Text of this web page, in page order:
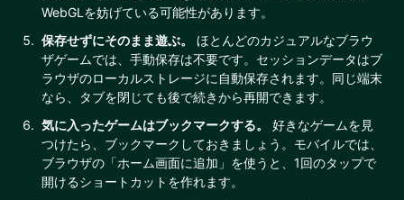
WebGLを妨げている可能性があります。
保存せずにそのまま遊ぶ。
ほとんどのカジュアルなブラウ
ザゲームでは、手動保存は不要です。セッションデータはブ
ラウザのローカルストレージに自動保存されます。同じ端末
なら、タブを閉じても後で続きから再開できます。
気に入ったゲームはブックマークする。
好きなゲームを見
つけたら、ブックマークしておきましょう。モバイルでは、
ブラウザの「ホーム画面に追加」を使うと、1回のタップで
開けるショートカットを作れます。